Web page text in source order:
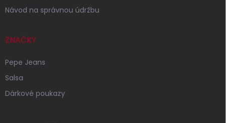
Návod na správnou údržbu
ZNAČKY
Pepe Jeans
Salsa
Dárkové poukazy